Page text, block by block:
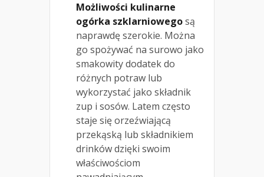
Możliwości kulinarne
ogórka szklarniowegosą
naprawdę szerokie. Można
go spożywać na surowo jako
smakowity dodatek do
różnych potraw lub
wykorzystać jako składnik
zup i sosów. Latem często
staje się orzeźwiającą
przekąską lub składnikiem
drinków dzięki swoim
właściwościom